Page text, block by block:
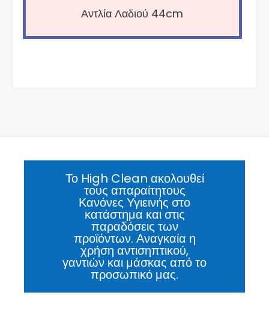
Αντλία Λαδιού 44cm
Το High Clean ακολουθεί
τους απαραίτητους
Κανόνες Υγιεινής στο
κατάστημα και στις
παραδόσεις των
προϊόντων. Αναγκαία η
χρήση αντισηπτικού,
γαντιών και μάσκας από το
προσωπικό μας.